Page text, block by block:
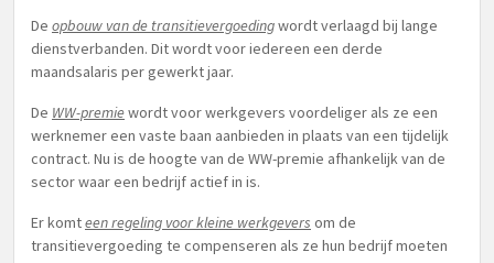
De opbouw van de transitievergoedingwordt verlaagd bij lange
dienstverbanden. Dit wordt voor iedereen een derde
maandsalaris per gewerkt jaar.
De WW-premiewordt voor werkgevers voordeliger als ze een
werknemer een vaste baan aanbieden in plaats van een tijdelijk
contract. Nu is de hoogte van de WW-premie afhankelijk van de
sector waar een bedrijf actief in is.
Er komteen regeling voor kleine werkgevers om de
transitievergoeding te compenseren als ze hun bedrijf moeten